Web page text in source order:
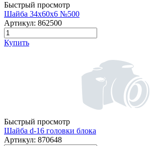
Быстрый просмотр
Шайба 34х60х6 №500
Артикул: 862500
Купить
Быстрый просмотр
Шайба d-16 головки блока
Артикул: 870648